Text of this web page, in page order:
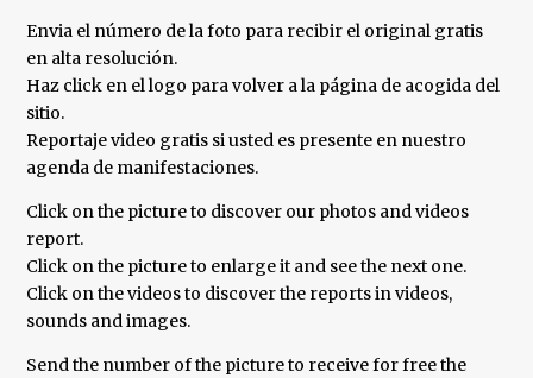
Envia el número de la foto para recibir el original gratis
en alta resolución.
Haz click en el logo para volver a la página de acogida del
sitio.
Reportaje video gratis si usted es presente en nuestro
agenda de manifestaciones.
Click on the picture to discover our photos and videos
report.
Click on the picture to enlarge it and see the next one.
Click on the videos to discover the reports in videos,
sounds and images.
Send the number of the picture to receive for free the